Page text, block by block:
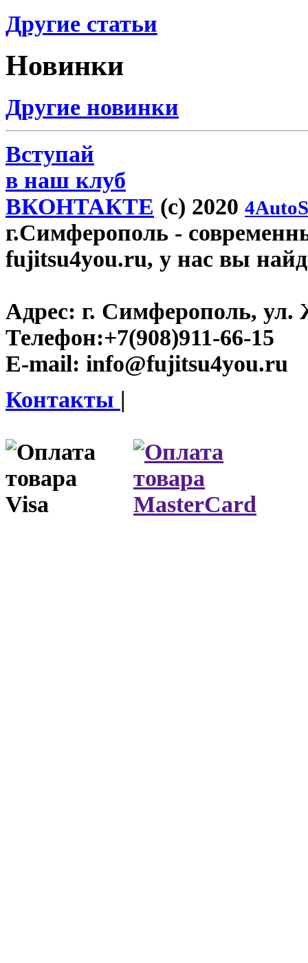
Другие статьи
Новинки
Другие новинки
Вступай
в наш клуб
ВКОНТАКТЕ (c) 2020
г.Симферополь -
fujitsu4you.ru, у нас вы
Адрес: г. Симферополь, ул.
Телефон:+7(908)911-66-15
E-mail: info@fujitsu4you.ru
Контакты |